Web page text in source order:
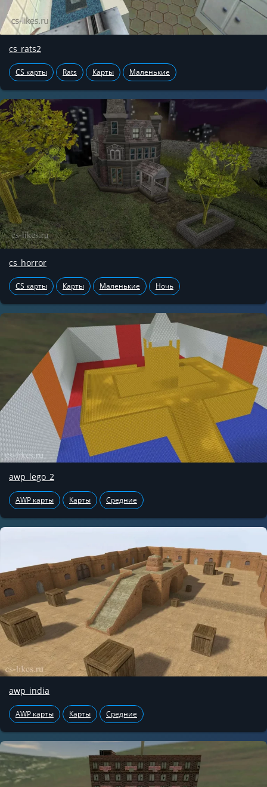
cs_rats2
CS карты Rats Карты Маленькие
cs_horror
CS карты Карты Маленькие Ночь
awp_lego_2
AWP карты Карты Средние
awp_india
AWP карты Карты Средние